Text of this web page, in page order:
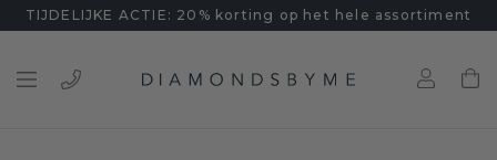
TIJDELIJKE ACTIE: 20% korting op het hele assortiment